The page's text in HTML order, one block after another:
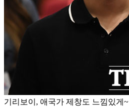
기리보이, 애국가 제창도 느낌있게~